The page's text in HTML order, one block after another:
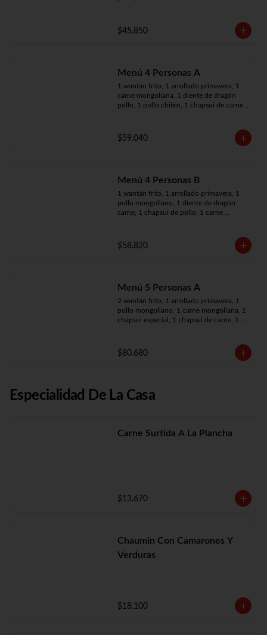
$45.850
Menú 4 Personas A
1 wantán frito, 1 arrollado primavera, 1
carne mongoliana, 1 diente de dragón
pollo, 1 pollo chitén, 1 chapsui de carne,
$59.040
Menú 4 Personas B
1 wantán frito, 1 arrollado primavera, 1
pollo mongoliano, 1 diente de dragón
carne, 1 chapsui de pollo, 1 carne
$58.820
Menú 5 Personas A
2 wantán frito, 1 arrollado primavera, 1
pollo mongoliano, 1 carne mongoliana, 1
chapsui especial, 1 chapsui de carne, 1
$80.680
Especialidad De La Casa
Carne Surtida A La Plancha
$13.670
Chaumín Con Camarones Y
Verduras
$18.100